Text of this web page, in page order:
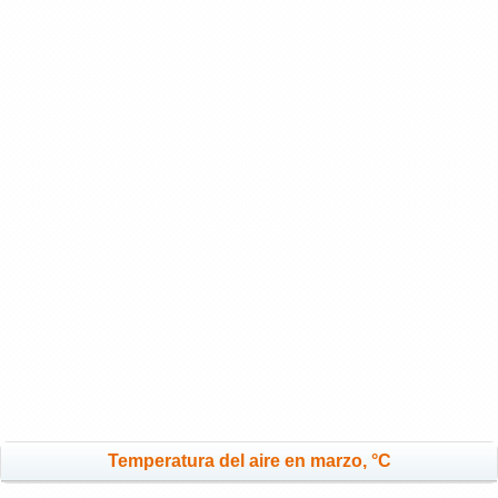
Temperatura del aire en marzo, °C